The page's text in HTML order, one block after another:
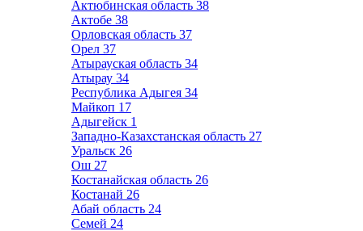
Актюбинская область 38
Актобе 38
Орловская область 37
Орел 37
Атырауская область 34
Атырау 34
Республика Адыгея 34
Майкоп 17
Адыгейск 1
Западно-Казахстанская область 27
Уральск 26
Ош 27
Костанайская область 26
Костанай 26
Абай область 24
Семей 24